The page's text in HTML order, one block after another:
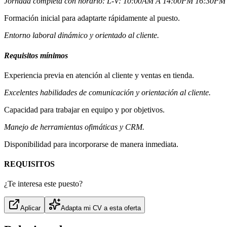
Formación inicial para adaptarte rápidamente al puesto.
Entorno laboral dinámico y orientado al cliente.
Requisitos mínimos
Experiencia previa en atención al cliente y ventas en tienda.
Excelentes habilidades de comunicación y orientación al cliente.
Capacidad para trabajar en equipo y por objetivos.
Manejo de herramientas ofimáticas y CRM.
Disponibilidad para incorporarse de manera inmediata.
REQUISITOS
¿Te interesa este puesto?
Aplicar Adapta mi CV a esta oferta